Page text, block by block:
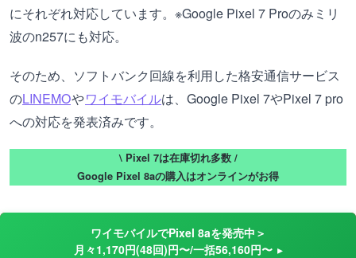
にそれぞれ対応しています。※Google Pixel 7 Proのみミリ
波のn257にも対応。
そのため、ソフトバンク回線を利用した格安通信サービス
のLINEMOやワイモバイルは、Google Pixel 7やPixel 7 pro
への対応を発表済みです。
\ Pixel 7は在庫切れ多数 /
Google Pixel 8aの購入はオンラインがお得
ワイモバイルでPixel 8aを発売中＞
月々1,170円(48回)円〜/一括56,160円〜